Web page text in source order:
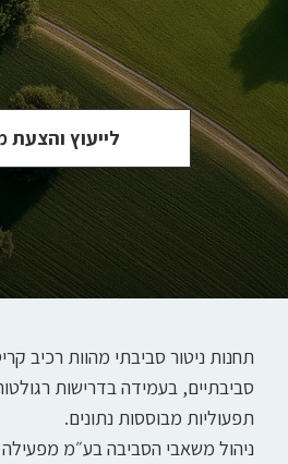
לייעוץ והצעת
תחנות ניטור סביבתי מהוות רכיב
סביבתיים, בעמידה בדרישות
תפעוליות מבוססות נתונים.
ניהול משאבי הסביבה בע״מ